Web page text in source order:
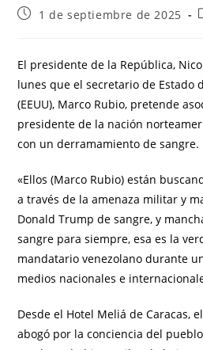
1 de septiembre de 2025
El presidente de la República,
lunes que el secretario de Estado
(EEUU), Marco Rubio, pretende
presidente de la nación
con un derramamiento de sangre.
«Ellos (Marco Rubio) están
a través de la amenaza militar y
Donald Trump de sangre, y
sangre para siempre, esa es la
mandatario venezolano durante
medios nacionales e
Desde el Hotel Meliá de Caracas,
abogó por la conciencia del